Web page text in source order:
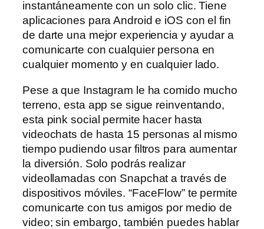
instantáneamente con un solo clic. Tiene
aplicaciones para Android e iOS con el fin
de darte una mejor experiencia y ayudar a
comunicarte con cualquier persona en
cualquier momento y en cualquier lado.
Pese a que Instagram le ha comido mucho
terreno, esta app se sigue reinventando,
esta pink social permite hacer hasta
videochats de hasta 15 personas al mismo
tiempo pudiendo usar filtros para aumentar
la diversión. Solo podrás realizar
videollamadas con Snapchat a través de
dispositivos móviles. “FaceFlow” te permite
comunicarte con tus amigos por medio de
video; sin embargo, también puedes hablar